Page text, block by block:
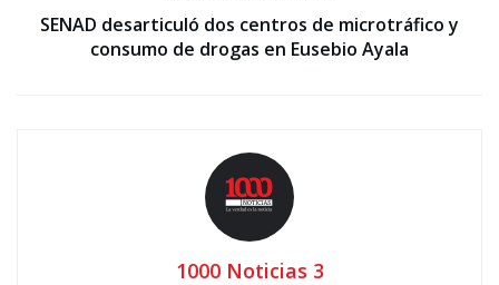
SENAD desarticuló dos centros de microtráfico y
consumo de drogas en Eusebio Ayala
1000 Noticias 3